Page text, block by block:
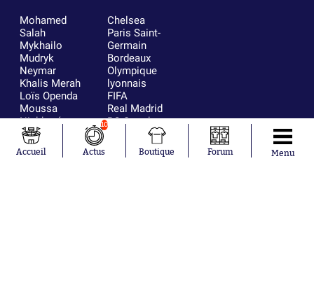
Mohamed
Salah
Mykhailo
Mudryk
Neymar
Khalis Merah
Loïs Openda
Moussa
Niakhaté
Nicolás
Tagliafico
Pavel Šulc
Chelsea
Paris Saint-
Germain
Bordeaux
Olympique
lyonnais
FIFA
Real Madrid
RC Strasbourg
AC Milan
RC Lens
Accueil
10
Actus Boutique Forum Menu